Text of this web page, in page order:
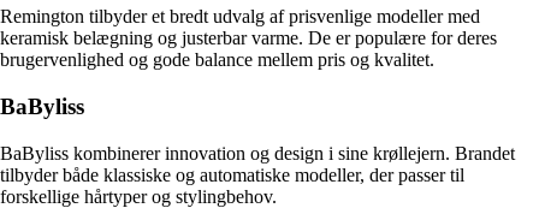
Remington tilbyder et bredt udvalg af prisvenlige modeller med
keramisk belægning og justerbar varme. De er populære for deres
brugervenlighed og gode balance mellem pris og kvalitet.
BaByliss
BaByliss kombinerer innovation og design i sine krøllejern. Brandet
tilbyder både klassiske og automatiske modeller, der passer til
forskellige hårtyper og stylingbehov.